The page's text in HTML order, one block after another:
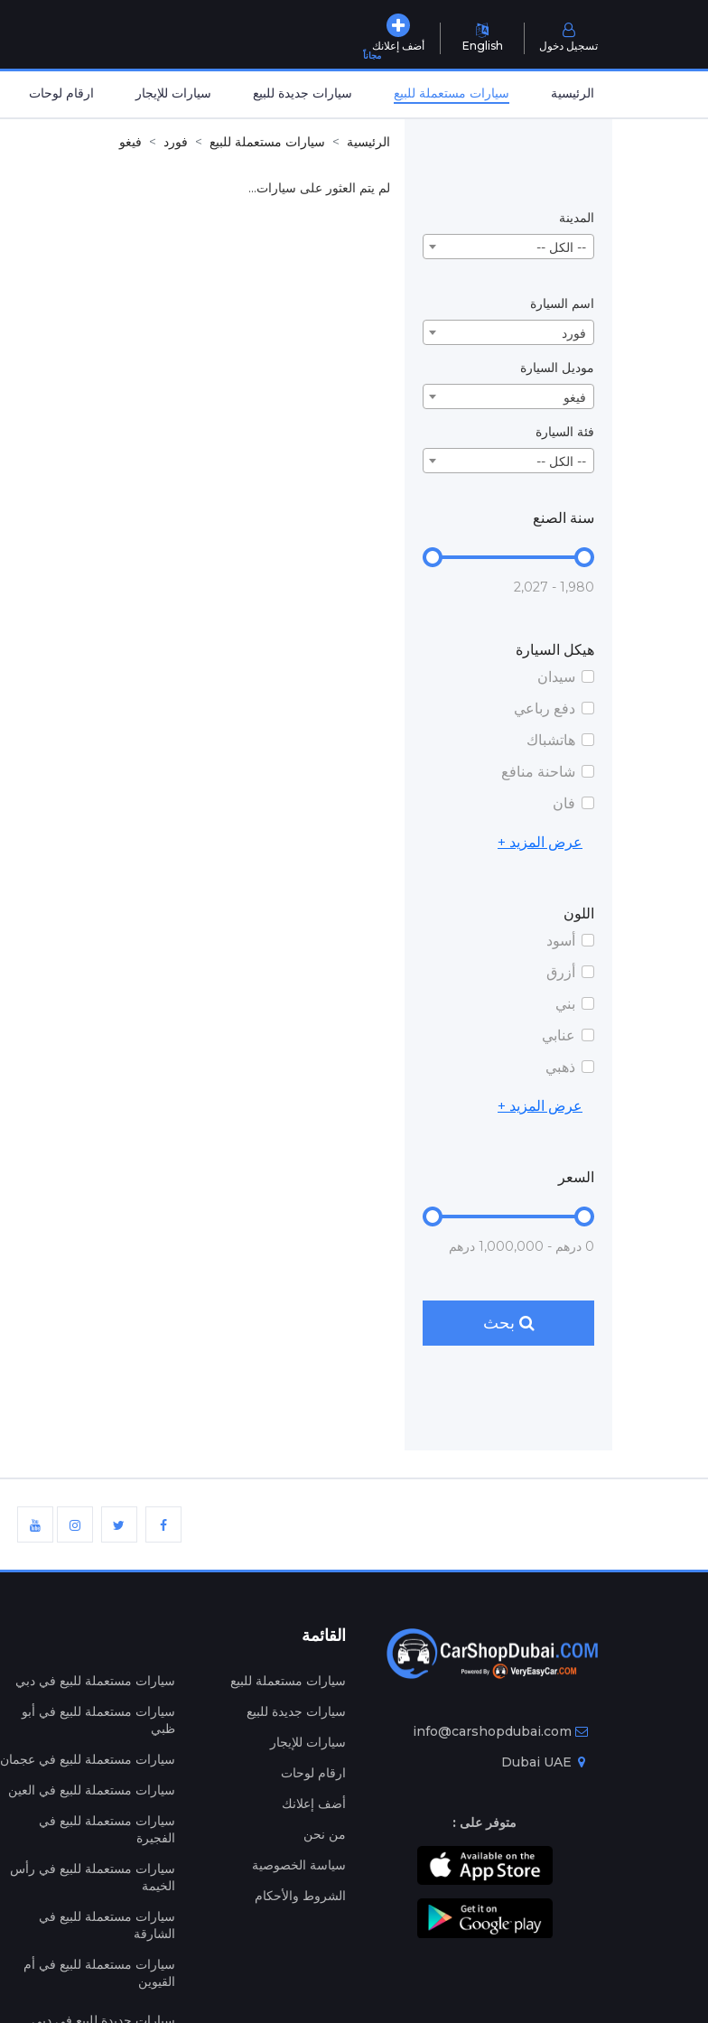
أضف إعلانك
مجاناً
English تسجيل دخول
الرئيسية سيارات مستعملة للبيع سيارات جديدة للبيع سيارات للإيجار ارقام لوحات
المدينة
-- الكل --
اسم السيارة
فورد
موديل السيارة
فيغو
فئة السيارة
-- الكل --
سنة الصنع
1,980 - 2,027
هيكل السيارة
سيدان
دفع رباعي
هاتشباك
شاحنة منافع
فان
عرض المزيد +
اللون
أسود
أزرق
بني
عنابي
ذهبي
عرض المزيد +
السعر
0 درهم - 1,000,000 درهم
بحث
الرئيسية سيارات مستعملة للبيع فورد فيغو
لم يتم العثور على سيارات...
info@carshopdubai.com
متوفر على :
القائمة
سيارات مستعملة للبيع
سيارات جديدة للبيع
سيارات للإيجار
ارقام لوحات
أضف إعلانك
من نحن
سياسة الخصوصية
الشروط والأحكام
سيارات مستعملة للبيع في دبي
سيارات مستعملة للبيع في أبو
ظبي
سيارات مستعملة للبيع في عجمان
سيارات مستعملة للبيع في العين
سيارات مستعملة للبيع في
الفجيرة
سيارات مستعملة للبيع في رأس
الخيمة
سيارات مستعملة للبيع في
الشارقة
سيارات مستعملة للبيع في أم
القيوين